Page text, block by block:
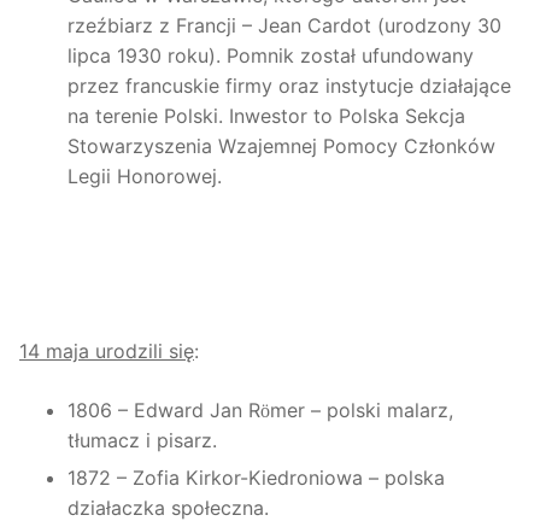
rzeźbiarz z Francji – Jean Cardot (urodzony 30
lipca 1930 roku). Pomnik został ufundowany
przez francuskie firmy oraz instytucje działające
na terenie Polski. Inwestor to Polska Sekcja
Stowarzyszenia Wzajemnej Pomocy Członków
Legii Honorowej.
14 maja urodzili się:
1806 – Edward Jan Römer – polski malarz,
tłumacz i pisarz.
1872 – Zofia Kirkor-Kiedroniowa – polska
działaczka społeczna.